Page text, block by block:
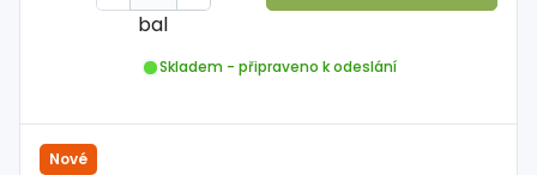
bal
Skladem - připraveno k odeslání
Nové